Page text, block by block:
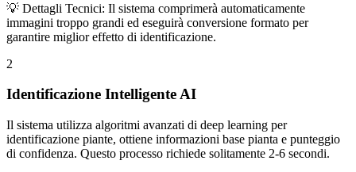
💡 Dettagli Tecnici: Il sistema comprimerà automaticamente
immagini troppo grandi ed eseguirà conversione formato per
garantire miglior effetto di identificazione.
2
Identificazione Intelligente AI
Il sistema utilizza algoritmi avanzati di deep learning per
identificazione piante, ottiene informazioni base pianta e punteggio
di confidenza. Questo processo richiede solitamente 2-6 secondi.